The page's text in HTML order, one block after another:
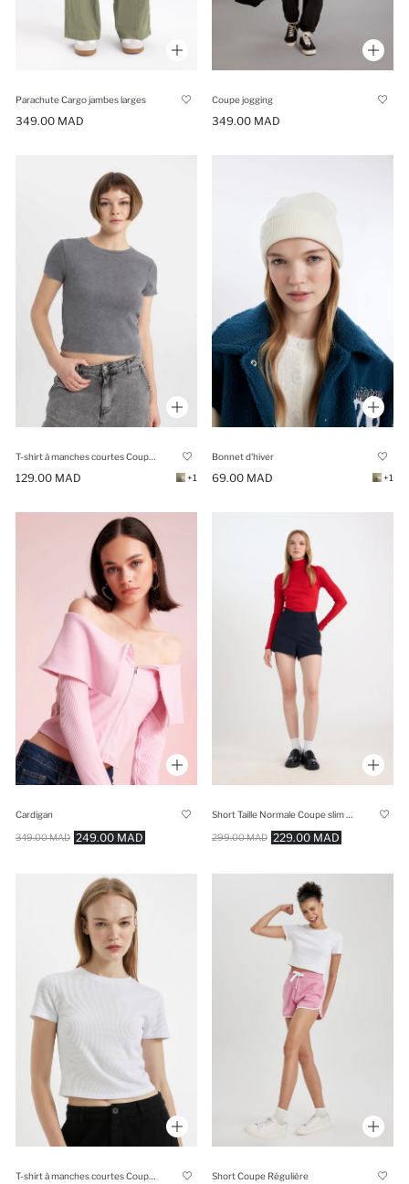
Parachute Cargo jambes larges
349.00 MAD
Coupe jogging
349.00 MAD
129.00 MAD +1
Bonnet d'hiver
69.00 MAD +1
Cardigan
249.00 MAD
349.00 MAD 229.00 MAD
299.00 MAD
Short Coupe Régulière